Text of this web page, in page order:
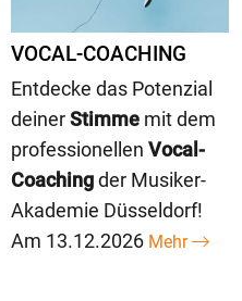
VOCAL-COACHING
Entdecke das Potenzial
deinerStimme mit dem
professionellen Vocal-
Coachingder Musiker-
Akademie Düsseldorf!
Am 13.12.2026 Mehr